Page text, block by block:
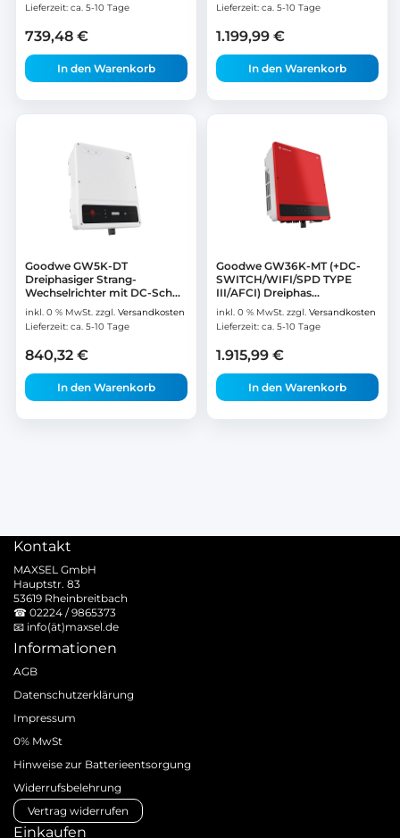
Lieferzeit: ca. 5-10 Tage
739,48 €
In den Warenkorb
Lieferzeit: ca. 5-10 Tage
1.199,99 €
In den Warenkorb
Goodwe GW5K-DT
Dreiphasiger Strang-
Wechselrichter mit DC-Sch...
inkl. 0 % MwSt. zzgl. Versandkosten
Lieferzeit: ca. 5-10 Tage
840,32 €
In den Warenkorb
Goodwe GW36K-MT (+DC-
SWITCH/WIFI/SPD TYPE
III/AFCI) Dreiphas...
inkl. 0 % MwSt. zzgl. Versandkosten
Lieferzeit: ca. 5-10 Tage
1.915,99 €
In den Warenkorb
Kontakt
MAXSEL GmbH
Hauptstr. 83
53619 Rheinbreitbach
☎ 02224 / 9865373
📧 info(ät)maxsel.de
Informationen
AGB
Datenschutzerklärung
Impressum
0% MwSt
Hinweise zur Batterieentsorgung
Widerrufsbelehrung
Vertrag widerrufen
Einkaufen